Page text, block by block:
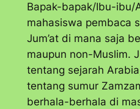
Bapak-bapak/Ibu-ibu/
mahasiswa pembaca
Jum’at di mana saja
maupun non-Muslim.
tentang sejarah
tentang sumur
berhala-berhala di